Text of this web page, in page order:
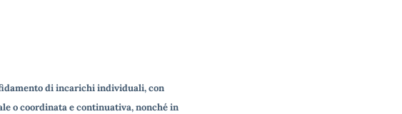
di incarichi individuali, con
o coordinata e continuativa, nonché in